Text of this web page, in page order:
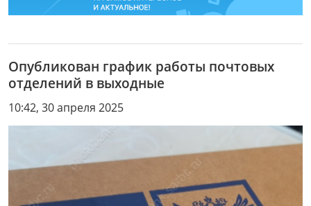
Опубликован график работы почтовых
отделений в выходные
10:42, 30 апреля 2025